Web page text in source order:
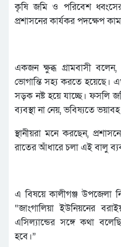
কৃষি জমি ও পরিবেশ ধ্বংসের
প্রশাসনের কার্যকর পদক্ষেপ
একজন ক্ষুব্ধ গ্রামবাসী
ভোগান্তি সহ্য করতে হয়েছে।
সড়ক নষ্ট হয়ে যাচ্ছে। ফসলি
ব্যবস্থা না নেয়, ভবিষ্যতে
স্থানীয়রা মনে করছেন,
রাতের আঁধারে চলা এই বালু
এ বিষয়ে কালীগঞ্জ উপজেলা
“জাংগালিয়া ইউনিয়নের
এসিল্যান্ডের সঙ্গে কথা
হবে।”